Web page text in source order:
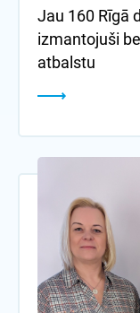
Jau 160 Rīgā
izmantojuši
atbalstu